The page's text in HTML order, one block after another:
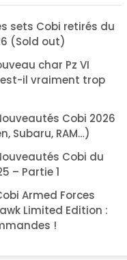
sets Cobi retirés du
(Sold out)
char Pz VI
il vraiment trop
Cobi 2026
Subaru, RAM…)
Cobi du
– Partie 1
Armed Forces
Limited Edition :
!